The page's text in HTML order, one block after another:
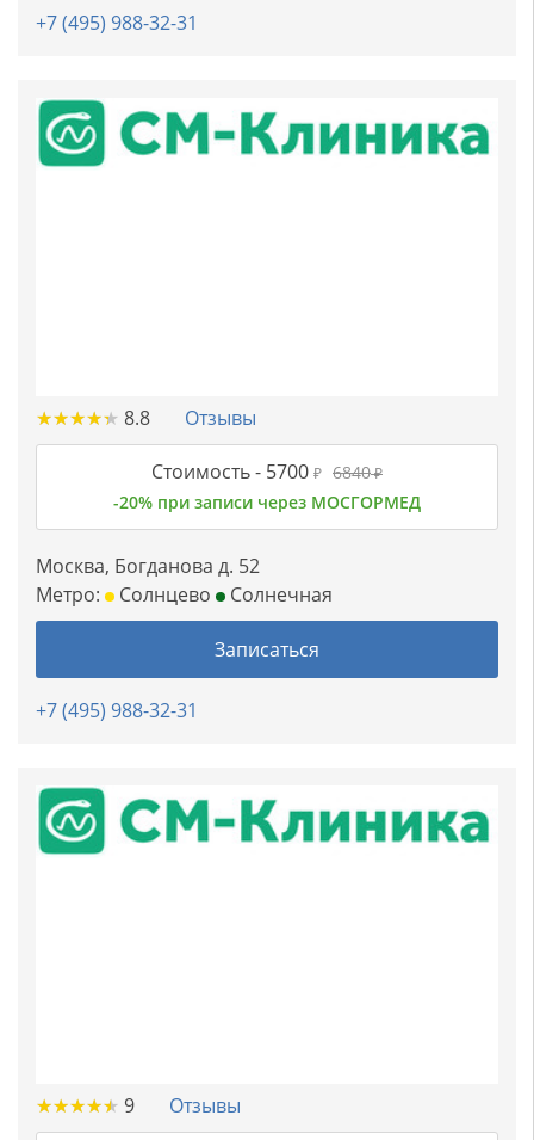
+7 (495) 988-32-31
★★★★★
★★★★★ 8.8 Отзывы
Стоимость - 5700 ₽ 6840₽
-20% при записи через МОСГОРМЕД
Москва, Богданова д. 52
Метро:
Солнцево Солнечная
Записаться
+7 (495) 988-32-31
★★★★★
★★★★★ 9 Отзывы